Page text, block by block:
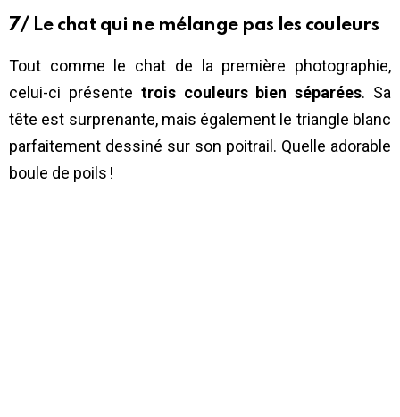
7/ Le chat qui ne mélange pas les couleurs
Tout comme le chat de la première photographie,
celui-ci présente trois couleurs bien séparées. Sa
tête est surprenante, mais également le triangle blanc
parfaitement dessiné sur son poitrail. Quelle adorable
boule de poils !